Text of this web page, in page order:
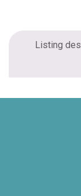
Listing